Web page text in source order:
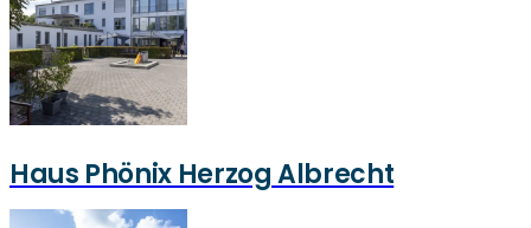
Haus Phönix Herzog Albrecht